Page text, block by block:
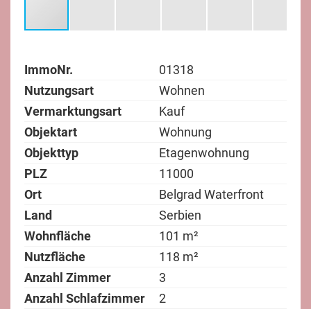
ImmoNr.
01318
Nutzungsart
Wohnen
Vermarktungsart
Kauf
Objektart
Wohnung
Objekttyp
Etagenwohnung
PLZ
11000
Ort
Belgrad Waterfront
Land
Serbien
Wohnfläche
101 m²
Nutzfläche
118 m²
Anzahl Zimmer
3
Anzahl Schlafzimmer
2